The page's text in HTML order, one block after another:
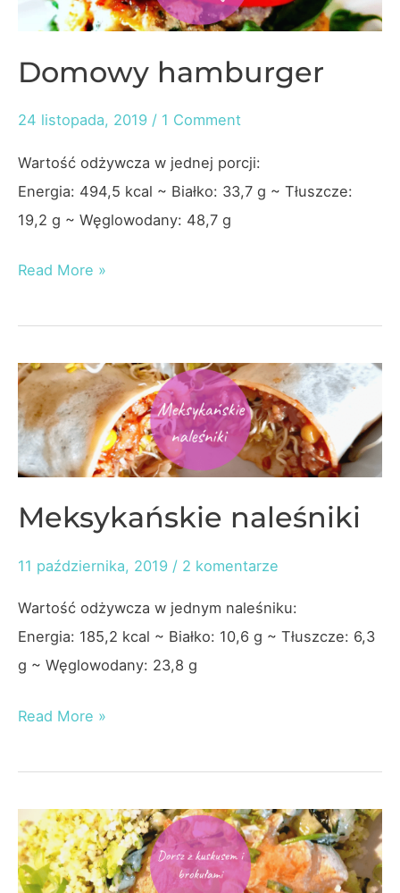
Domowy hamburger
24 listopada, 2019 / 1 Comment
Wartość odżywcza w jednej porcji:
Energia: 494,5 kcal ~ Białko: 33,7 g ~ Tłuszcze:
19,2 g ~ Węglowodany: 48,7 g
Domowy
Read More »
Meksykańskie naleśniki
11 października, 2019 / 2 komentarze
Wartość odżywcza w jednym naleśniku:
Energia: 185,2 kcal ~ Białko: 10,6 g ~ Tłuszcze: 6,3
g ~ Węglowodany: 23,8 g
Meksykańskie
Read More »